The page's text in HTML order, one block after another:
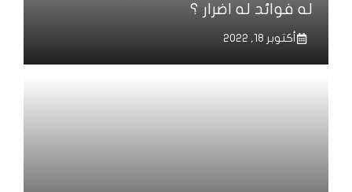
له فوائد له اضرار ؟
أكتوبر 18, 2022